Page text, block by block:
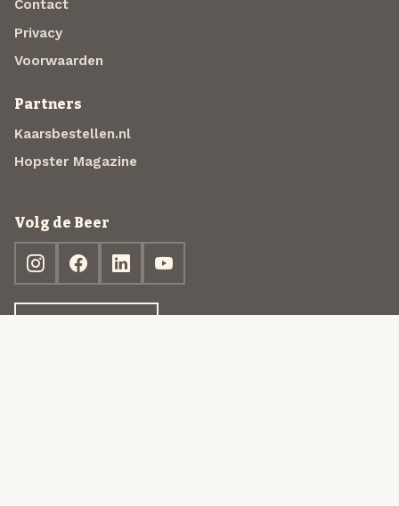
Contact
Privacy
Voorwaarden
Partners
Kaarsbestellen.nl
Hopster Magazine
Volg de Beer